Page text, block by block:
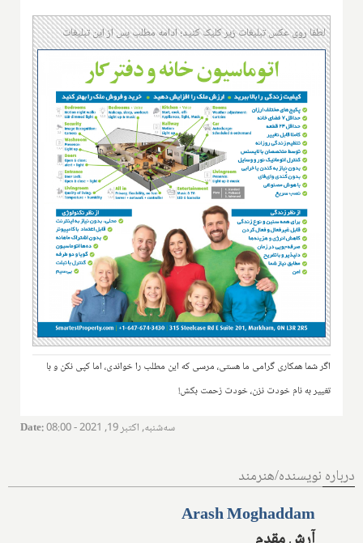
لطفا روی عکس تبلیغات زیر کلیک کنید؛ ادامه مطلب پس از این تبلیغات
اگر شما همکاری گرامی ما هستی، مرسی که این مطلب را خواندی، اما کپی نکن و با
تغییر به نام خودت نزن، خودت زحمت بکش!
Date: سه‌شنبه, اکتبر 19, 2021 - 08:00
درباره نویسنده/هنرمند
Arash Moghaddam